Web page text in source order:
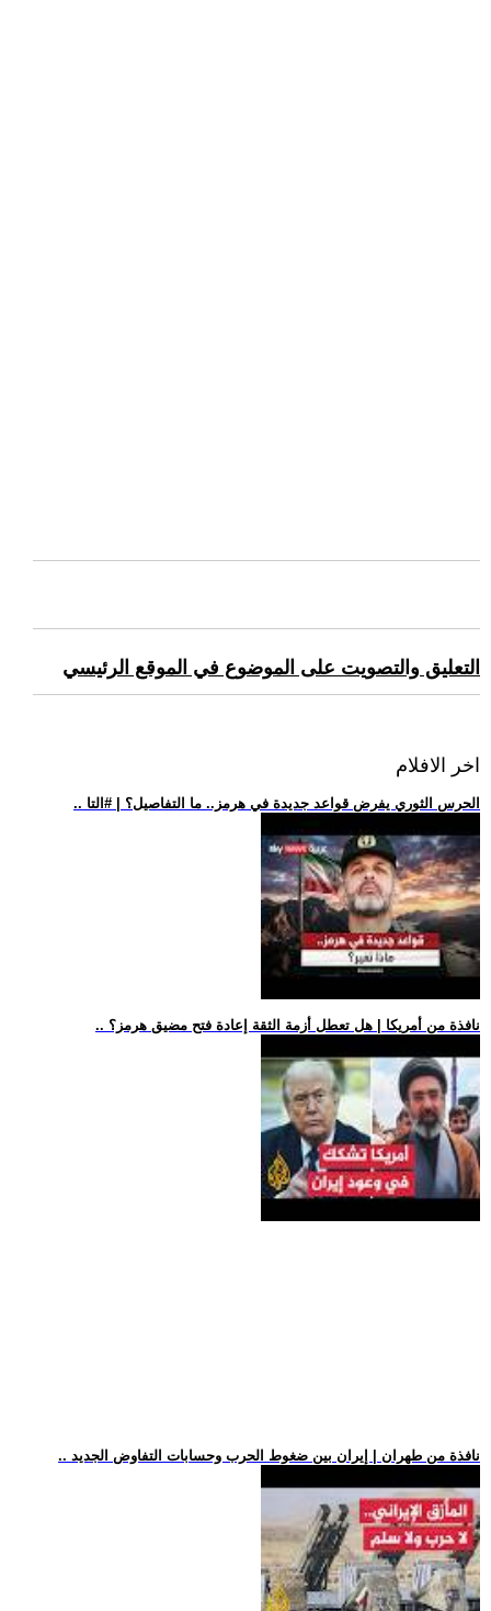
التعليق والتصويت على الموضوع في الموقع الرئيسي
اخر الافلام
.. الحرس الثوري يفرض قواعد جديدة في هرمز.. ما التفاصيل؟ | #التا
.. نافذة من أمريكا | هل تعطل أزمة الثقة إعادة فتح مضيق هرمز؟
.. نافذة من طهران | إيران بين ضغوط الحرب وحسابات التفاوض الجديد